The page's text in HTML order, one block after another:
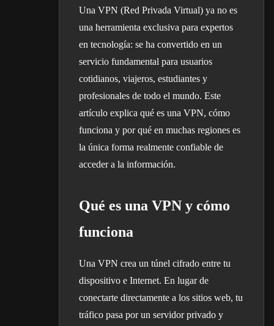
Una VPN (Red Privada Virtual) ya no es
una herramienta exclusiva para expertos
en tecnología: se ha convertido en un
servicio fundamental para usuarios
cotidianos, viajeros, estudiantes y
profesionales de todo el mundo. Este
artículo explica qué es una VPN, cómo
funciona y por qué en muchas regiones es
la única forma realmente confiable de
acceder a la información.
Qué es una VPN y cómo
funciona
Una VPN crea un túnel cifrado entre tu
dispositivo e Internet. En lugar de
conectarte directamente a los sitios web, tu
tráfico pasa por un servidor privado y